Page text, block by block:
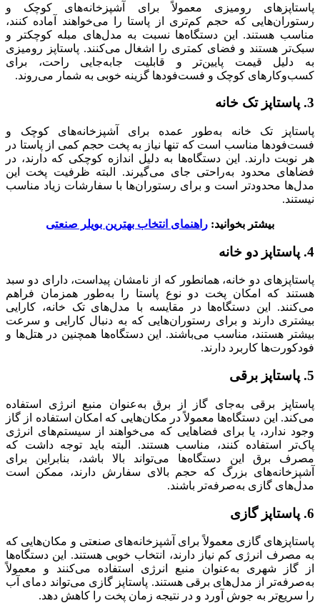
پاستاپزهای رومیزی معمولاً برای آشپزخانه‌های کوچک و
رستوران‌هایی که حجم کم‌تری از پاستا را می‌خواهند آماده کنند،
مناسب هستند. این دستگاه‌ها نسبت به مدل‌های مبله کوچکتر و
سبک‌تر هستند و فضای کمتری را اشغال می‌کنند. پاستاپز رومیزی
به دلیل قیمت پایین‌تر و قابلیت جابه‌جایی راحت، برای
کسب‌وکارهای کوچک و فست‌فودها گزینه خوبی به شمار می‌روند.
3. پاستاپز تک خانه
پاستاپز تک خانه به‌طور عمده برای آشپزخانه‌های کوچک و
فست‌فودها مناسب است که تنها نیاز به پخت حجم کمی از پاستا در
هر نوبت دارند. این دستگاه‌ها به دلیل اندازه کوچکی که دارند، در
فضاهای محدود به‌راحتی جای می‌گیرند. البته ظرفیت پخت این
مدل‌ها محدودتر است و برای رستوران‌ها با سفارشات زیاد مناسب
نیستند.
بیشتر بخوانید: راهنمای انتخاب بهترین بویلر صنعتی
4. پاستاپز دو خانه
پاستاپزهای دو خانه، همانطور که از نامشان پیداست، دارای دو سبد
هستند که امکان پخت دو نوع پاستا را به‌طور همزمان فراهم
می‌کنند. این دستگاه‌ها در مقایسه با مدل‌های تک خانه، کارایی
بیشتری دارند و برای رستوران‌هایی که به دنبال کارایی و سرعت
بیشتر هستند، مناسب می‌باشند. این دستگاه‌ها همچنین در هتل‌ها و
فودکورت‌ها کاربرد دارند.
5. پاستاپز برقی
پاستاپز برقی به‌جای گاز از برق به‌عنوان منبع انرژی استفاده
می‌کند. این دستگاه‌ها معمولاً در مکان‌هایی که امکان استفاده از گاز
وجود ندارد، یا برای فضاهایی که می‌خواهند از سیستم‌های انرژی
پاک‌تر استفاده کنند، مناسب هستند. البته باید توجه داشت که
مصرف برق این دستگاه‌ها می‌تواند بالا باشد، بنابراین برای
آشپزخانه‌های بزرگ که حجم بالای سفارش دارند، ممکن است
مدل‌های گازی به‌صرفه‌تر باشند.
6. پاستاپز گازی
پاستاپزهای گازی معمولاً برای آشپزخانه‌های صنعتی و مکان‌هایی که
به مصرف انرژی کم نیاز دارند، انتخاب خوبی هستند. این دستگاه‌ها
از گاز شهری به‌عنوان منبع انرژی استفاده می‌کنند و معمولاً
به‌صرفه‌تر از مدل‌های برقی هستند. پاستاپز گازی می‌تواند دمای آب
را سریع‌تر به جوش آورد و در نتیجه زمان پخت را کاهش دهد.